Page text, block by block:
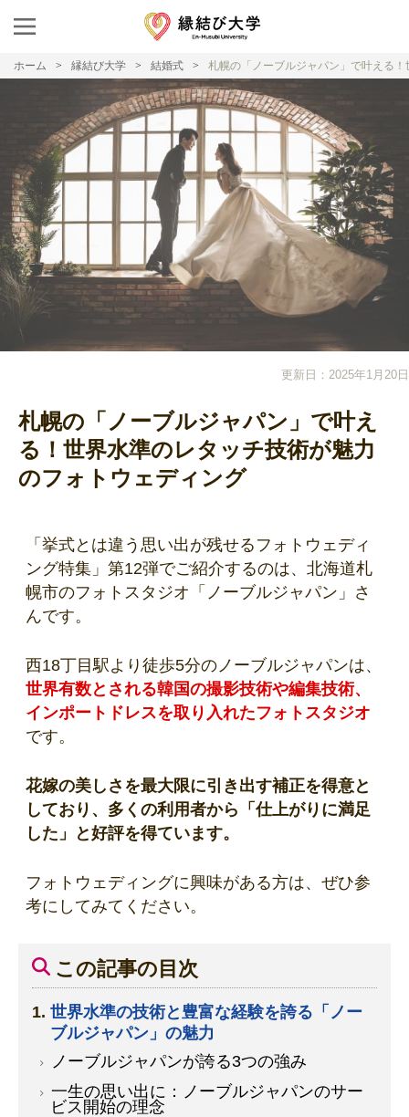
ホーム 縁結び大学 結婚式 札幌の「ノーブルジャパン」で叶える
更新日：2025年1月20日
札幌の「ノーブルジャパン」で叶え
る！世界水準のレタッチ技術が魅力
のフォトウェディング
「挙式とは違う思い出が残せるフォトウェディ
ング特集」第12弾でご紹介するのは、北海道札
幌市のフォトスタジオ「ノーブルジャパン」さ
んです。
西18丁目駅より徒歩5分のノーブルジャパンは、
世界有数とされる韓国の撮影技術や編集技術、
インポートドレスを取り入れたフォトスタジオ
です。
花嫁の美しさを最大限に引き出す補正を得意と
しており、多くの利用者から「仕上がりに満足
した」と好評を得ています。
フォトウェディングに興味がある方は、ぜひ参
考にしてみてください。
この記事の目次
世界水準の技術と豊富な経験を誇る「ノー
ブルジャパン」の魅力
ノーブルジャパンが誇る3つの強み
一生の思い出に：ノーブルジャパンのサー
ビス開始の理念